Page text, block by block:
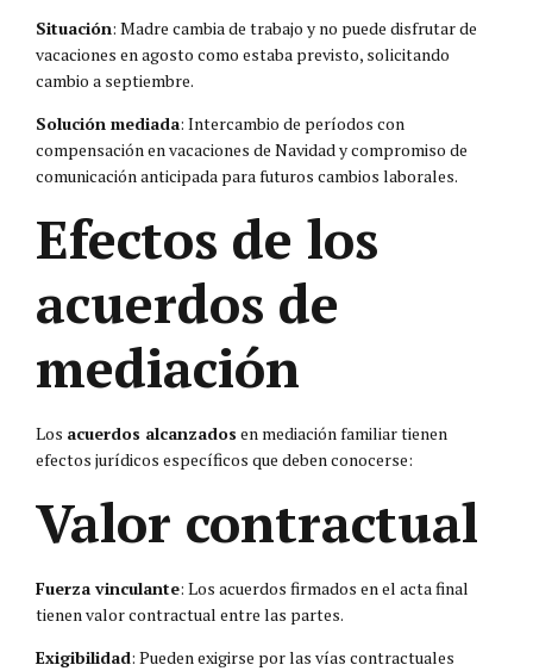
Situación: Madre cambia de trabajo y no puede disfrutar de
vacaciones en agosto como estaba previsto, solicitando
cambio a septiembre.
Solución mediada: Intercambio de períodos con
compensación en vacaciones de Navidad y compromiso de
comunicación anticipada para futuros cambios laborales.
Efectos de los
acuerdos de
mediación
Los acuerdos alcanzados en mediación familiar tienen
efectos jurídicos específicos que deben conocerse:
Valor contractual
Fuerza vinculante: Los acuerdos firmados en el acta final
tienen valor contractual entre las partes.
Exigibilidad: Pueden exigirse por las vías contractuales